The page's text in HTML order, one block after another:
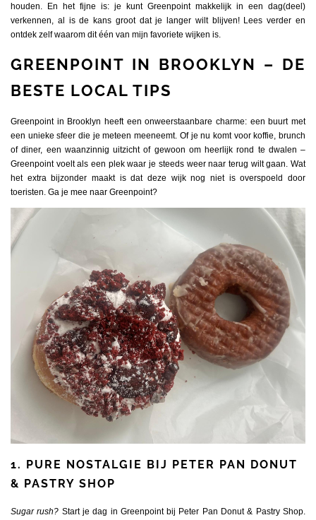
houden. En het fijne is: je kunt Greenpoint makkelijk in een dag(deel)
verkennen, al is de kans groot dat je langer wilt blijven! Lees verder en
ontdek zelf waarom dit één van mijn favoriete wijken is.
GREENPOINT IN BROOKLYN – DE
BESTE LOCAL TIPS
Greenpoint in Brooklyn heeft een onweerstaanbare charme: een buurt met
een unieke sfeer die je meteen meeneemt. Of je nu komt voor koffie, brunch
of diner, een waanzinnig uitzicht of gewoon om heerlijk rond te dwalen –
Greenpoint voelt als een plek waar je steeds weer naar terug wilt gaan. Wat
het extra bijzonder maakt is dat deze wijk nog niet is overspoeld door
toeristen. Ga je mee naar Greenpoint?
1. PURE NOSTALGIE BIJ PETER PAN DONUT
& PASTRY SHOP
Sugar rush? Start je dag in Greenpoint bij Peter Pan Donut & Pastry Shop.